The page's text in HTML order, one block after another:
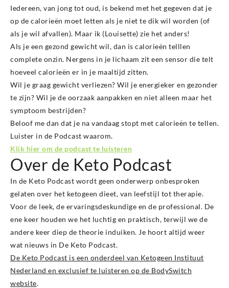
Iedereen, van jong tot oud, is bekend met het gegeven dat je
op de calorieën moet letten als je niet te dik wil worden (of
als je wil afvallen). Maar ik (Louisette) zie het anders!
Als je een gezond gewicht wil, dan is calorieën telllen
complete onzin. Nergens in je lichaam zit een sensor die telt
hoeveel calorieën er in je maaltijd zitten.
Wil je graag gewicht verliezen? Wil je energieker en gezonder
te zijn? Wil je de oorzaak aanpakken en niet alleen maar het
symptoom bestrijden?
Beloof me dan dat je na vandaag stopt met calorieën te tellen.
Luister in de Podcast waarom.
Klik hier om de podcast te luisteren
Over de Keto Podcast
In de Keto Podcast wordt geen onderwerp onbesproken
gelaten over het ketogeen dieet, van leefstijl tot therapie.
Voor de leek, de ervaringsdeskundige en de professional. De
ene keer houden we het luchtig en praktisch, terwijl we de
andere keer diep de theorie induiken. Je hoort altijd weer
wat nieuws in De Keto Podcast.
De Keto Podcast is een onderdeel van Ketogeen Instituut
Nederland en exclusief te luisteren op de BodySwitch
website.